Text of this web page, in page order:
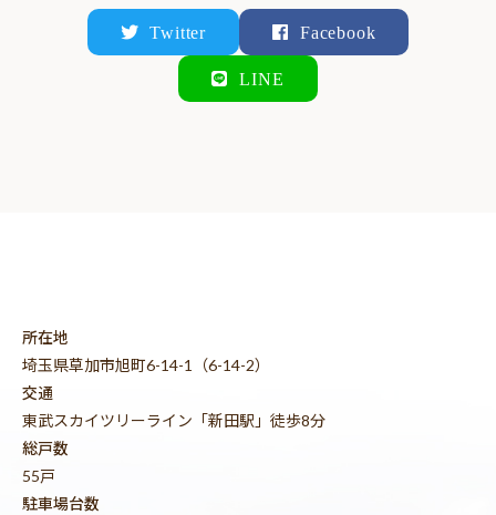
Twitter Facebook
LINE
所在地
埼玉県草加市旭町6-14-1（6-14-2）
交通
東武スカイツリーライン「新田駅」徒歩8分
総戸数
55戸
駐車場台数